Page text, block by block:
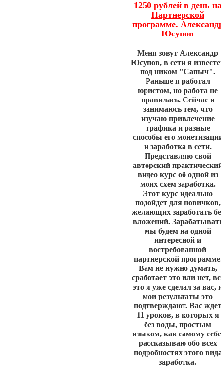
1250 рублей в день
Партнерской
программе.
Юсупов
Меня зовут Александр
Юсупов, в сети я
под ником "Сапыч".
Раньше я работал
юристом, но работа не
нравилась. Сейчас я
занимаюсь тем, что
изучаю привлечение
трафика и разные
способы его
и заработка в сети.
Представляю свой
авторский
видео курс об одной из
моих схем заработка.
Этот курс идеально
подойдет для новичков,
желающих заработать
вложений.
мы будем на одной
интересной и
востребованной
партнерской
Вам не нужно думать,
сработает это или нет,
это я уже сделал за вас,
мои результаты это
подтверждают. Вас
11 уроков, в которых я
без воды, простым
языком, как самому
рассказываю обо всех
подробностях этого
заработка.